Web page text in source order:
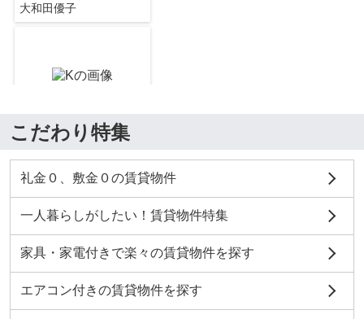
約1326m／17分
約950m／12分
グランシャイン
5万円 / 1K
大和田優子
大和田優子
こだわり特集
礼金０、敷金０の賃貸物件
一人暮らしがしたい！賃貸物件特集
家具・家電付きで楽々の賃貸物件を探す
エアコン付きの賃貸物件を探す